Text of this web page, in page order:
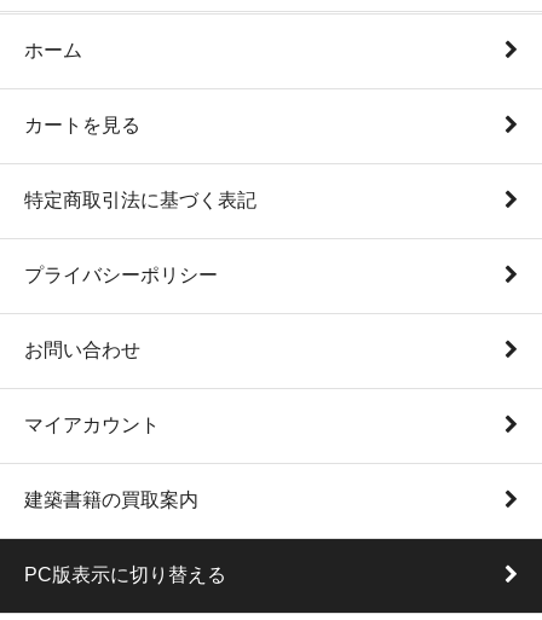
ホーム
カートを見る
特定商取引法に基づく表記
プライバシーポリシー
お問い合わせ
マイアカウント
建築書籍の買取案内
PC版表示に切り替える